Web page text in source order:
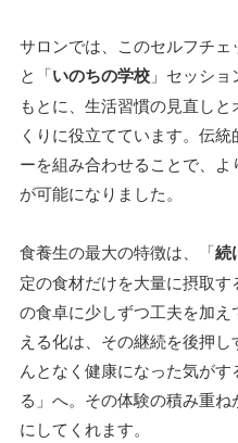
サロンでは、このセルフチ
と「いのちの学校 」セッシ
もとに、生活習慣の見直し
くりに役立てています。伝
ーを組み合わせることで、
が可能になりました。
食養生の最大の特徴は、「続
定の食材だけを大量に摂取
の食卓に少しずつ工夫を加
える化は、その継続を後押
んとなく健康になった気が
る」へ。その体験の積み重
にしてくれます。